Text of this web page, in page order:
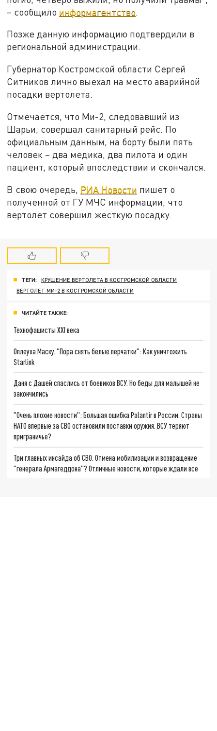
– сообщило информагентство.
Позже данную информацию подтвердили в
региональной администрации.
Губернатор Костромской области Сергей
Ситников лично выехал на место аварийной
посадки вертолета.
Отмечается, что Ми-2, следовавший из
Шарьи, совершал санитарный рейс. По
официальным данным, на борту были пять
человек – два медика, два пилота и один
пациент, который впоследствии и скончался.
В свою очередь, РИА Новости пишет о
полученной от ГУ МЧС информации, что
вертолет совершил жесткую посадку.
ТЕГИ:
КРУШЕНИЕ ВЕРТОЛЕТА В КОСТРОМСКОЙ ОБЛАСТИ
ВЕРТОЛЕТ МИ-2 В КОСТРОМСКОЙ ОБЛАСТИ
ЧИТАЙТЕ ТАКЖЕ:
Технофашисты XXI века
Оплеуха Маску. "Пора снять белые перчатки": Как уничтожить
Starlink
Даня с Дашей спаслись от боевиков ВСУ. Но беды для малышей не
закончились
"Очень плохие новости": Большая ошибка Palantir в России. Страны
НАТО впервые за СВО остановили поставки оружия. ВСУ теряют
приграничье?
Три главных инсайда об СВО. Отмена мобилизации и возвращение
"генерала Армагеддона"? Отличные новости, которые ждали все